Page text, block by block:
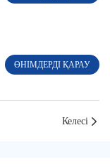
ӨНІМДЕРДІ ҚАРАУ
Келесі